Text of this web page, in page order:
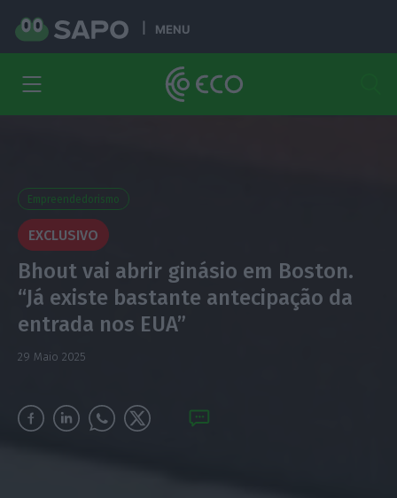
MENU
Empreendedorismo
EXCLUSIVO
Bhout vai abrir ginásio em Boston.
“Já existe bastante antecipação da
entrada nos EUA”
29 Maio 2025